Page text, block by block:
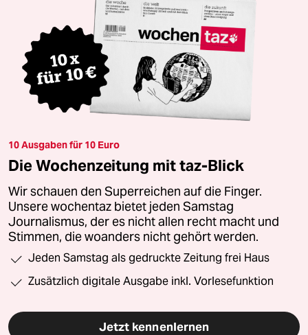
10 Ausgaben für 10 Euro
Die Wochenzeitung mit taz-Blick
Wir schauen den Superreichen auf die Finger.
Unsere wochentaz bietet jeden Samstag
Journalismus, der es nicht allen recht macht und
Stimmen, die woanders nicht gehört werden.
Jeden Samstag als gedruckte Zeitung frei Haus
Zusätzlich digitale Ausgabe inkl. Vorlesefunktion
Jetzt kennenlernen